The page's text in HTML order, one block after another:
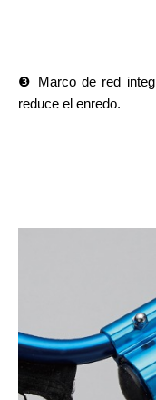
❸ Marco de red
reduce el enredo.